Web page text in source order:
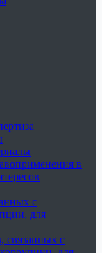
в
с
для
связанных с